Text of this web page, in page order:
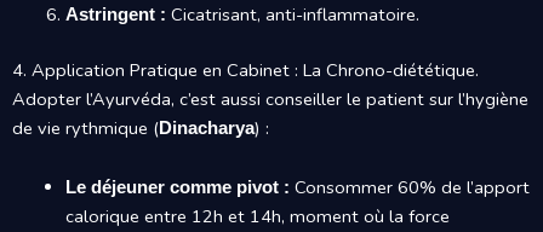
Astringent : Cicatrisant, anti-inflammatoire.
4. Application Pratique en Cabinet : La Chrono-diététique.
Adopter l’Ayurvéda, c’est aussi conseiller le patient sur l’hygiène
de vie rythmique (Dinacharya) :
Le déjeuner comme pivot : Consommer 60% de l’apport
calorique entre 12h et 14h, moment où la force